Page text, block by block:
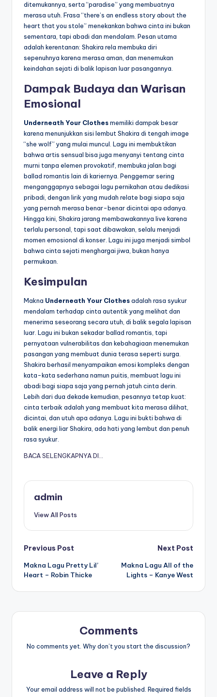
ditemukannya, serta “paradise” yang membuatnya
merasa utuh. Frasa “there’s an endless story about the
heart that you stole” menekankan bahwa cinta ini bukan
sementara, tapi abadi dan mendalam. Pesan utama
adalah kerentanan: Shakira rela membuka diri
sepenuhnya karena merasa aman, dan menemukan
keindahan sejati di balik lapisan luar pasangannya.
Dampak Budaya dan Warisan
Emosional
Underneath Your Clothesmemiliki dampak besar
karena menunjukkan sisi lembut Shakira di tengah image
“she wolf” yang mulai muncul. Lagu ini membuktikan
bahwa artis sensual bisa juga menyanyi tentang cinta
murni tanpa elemen provokatif, membuka jalan bagi
ballad romantis lain di kariernya. Penggemar sering
menganggapnya sebagai lagu pernikahan atau dedikasi
pribadi, dengan lirik yang mudah relate bagi siapa saja
yang pernah merasa benar-benar dicintai apa adanya.
Hingga kini, Shakira jarang membawakannya live karena
terlalu personal, tapi saat dibawakan, selalu menjadi
momen emosional di konser. Lagu ini juga menjadi simbol
bahwa cinta sejati menghargai jiwa, bukan hanya
permukaan.
Kesimpulan
Makna Underneath Your Clothesadalah rasa syukur
mendalam terhadap cinta autentik yang melihat dan
menerima seseorang secara utuh, di balik segala lapisan
luar. Lagu ini bukan sekadar ballad romantis, tapi
pernyataan vulnerabilitas dan kebahagiaan menemukan
pasangan yang membuat dunia terasa seperti surga.
Shakira berhasil menyampaikan emosi kompleks dengan
kata-kata sederhana namun puitis, membuat lagu ini
abadi bagi siapa saja yang pernah jatuh cinta derin.
Lebih dari dua dekade kemudian, pesannya tetap kuat:
cinta terbaik adalah yang membuat kita merasa dilihat,
dicintai, dan utuh apa adanya. Lagu ini bukti bahwa di
balik energi liar Shakira, ada hati yang lembut dan penuh
rasa syukur.
BACA SELENGKAPNYA DI…
admin
View All Posts
Post
navigation
Previous Post
Makna Lagu Pretty Lil’
Heart – Robin Thicke
Next Post
Makna Lagu All of the
Lights – Kanye West
Comments
No comments yet. Why don’t you start the discussion?
Leave a Reply
Your email address will not be published. Required fields